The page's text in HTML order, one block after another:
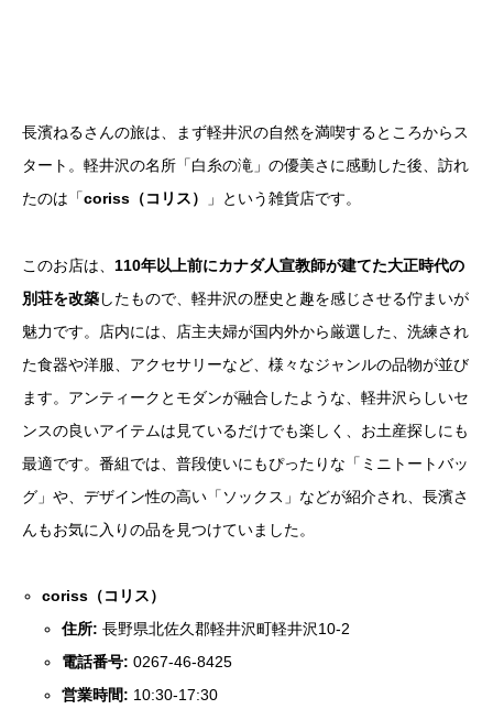
長濱ねるさんの旅は、まず軽井沢の自然を満喫するところからス
タート。軽井沢の名所「白糸の滝」の優美さに感動した後、訪れ
たのは「coriss（コリス） 」という雑貨店です。
このお店は、 110年以上前にカナダ人宣教師が建てた大正時代の
別荘を改築したもので、軽井沢の歴史と趣を感じさせる佇まいが
魅力です。店内には、店主夫婦が国内外から厳選した、洗練され
た食器や洋服、アクセサリーなど、様々なジャンルの品物が並び
ます。アンティークとモダンが融合したような、軽井沢らしいセ
ンスの良いアイテムは見ているだけでも楽しく、お土産探しにも
最適です。番組では、普段使いにもぴったりな「ミニトートバッ
グ」や、デザイン性の高い「ソックス」などが紹介され、長濱さ
んもお気に入りの品を見つけていました。
coriss（コリス）
住所: 長野県北佐久郡軽井沢町軽井沢10-2
電話番号: 0267-46-8425
営業時間: 10:30-17:30